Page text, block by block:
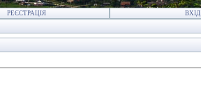
РЕЄСТРАЦІЯ ВХІД